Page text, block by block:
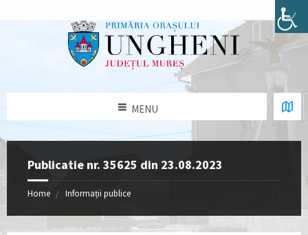
MENU
Publicatie nr. 35625 din 23.08.2023
Home Informații publice